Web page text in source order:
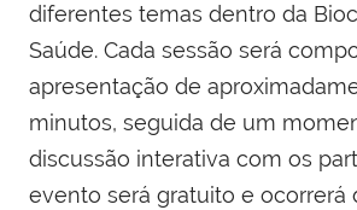
diferentes temas dentro da
Saúde. Cada sessão será
apresentação de
minutos, seguida de um
discussão interativa com os
evento será gratuito e ocorrerá